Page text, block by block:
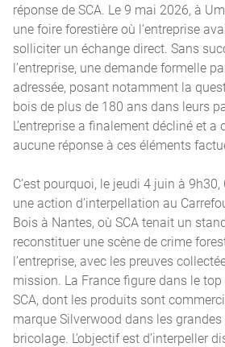
réponse de SCA. Le 9 mai 2026, à
une foire forestière où l’entreprise
solliciter un échange direct. Sans
l’entreprise, une demande formelle
adressée, posant notamment la
bois de plus de 180 ans dans leurs
L’entreprise a finalement décliné et a
aucune réponse à ces éléments
C’est pourquoi, le jeudi 4 juin à
une action d’interpellation au
Bois à Nantes, où SCA tenait un
reconstituer une scène de crime
l’entreprise, avec les preuves
mission. La France figure dans le
SCA, dont les produits sont
marque Silverwood dans les
bricolage. L’objectif est d’interpeller